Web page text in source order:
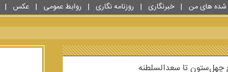
شده های من خبرنگاری روزنامه نگاری روابط عمومی عکس